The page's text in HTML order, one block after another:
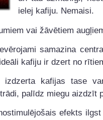
ielej kafiju. Nemaisi.
vai žāvētiem
samazina
kafiju ir dzert no
kafijas tase
palīdz miegu aizdzīt
efekts ilgst